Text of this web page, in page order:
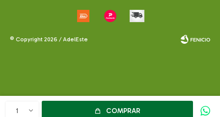
1 COMPRAR
© Copyright 2026 / AdelEste